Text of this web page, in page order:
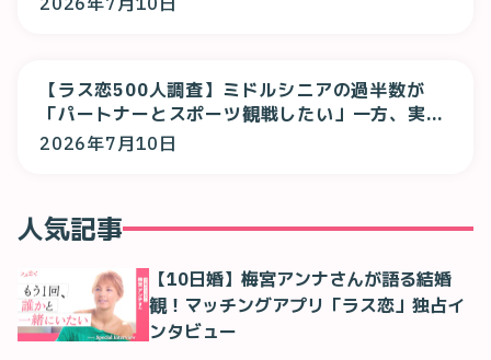
【ラス恋500人調査】ミドルシニアの過半数が
「パートナーとスポーツ観戦したい」一方、実際
は「一人で観る」が最多に
2026年7月10日
人気記事
【10日婚】梅宮アンナさんが語る結婚
観！マッチングアプリ「ラス恋」独占イ
ンタビュー